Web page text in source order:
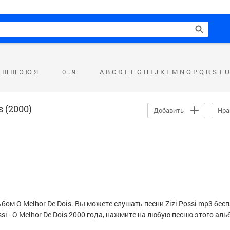
Ш Щ Э Ю Я 0 .. 9 A B C D E F G H I J K L M N O P Q R S T U
Добавить
(2000)
O Melhor De Dois. Вы можете слушать песни Zizi Possi mp3
- O Melhor De Dois 2000 года, нажмите на любую песню этого